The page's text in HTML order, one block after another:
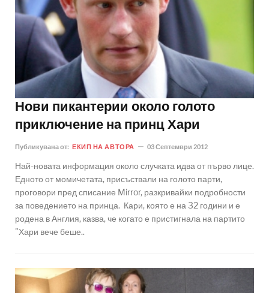
Нови пикантерии около голото
приключение на принц Хари
Публикувана от: ЕКИП НА АВТОРА 03 Септември 2012
Най-новата информация около случката идва от първо лице.
Едното от момичетата, присъствали на голото парти,
проговори пред списание Mirror, разкривайки подробности
за поведението на принца. Кари, която е на 32 години и е
родена в Англия, казва, че когато е пристигнала на партито
"Хари вече беше..